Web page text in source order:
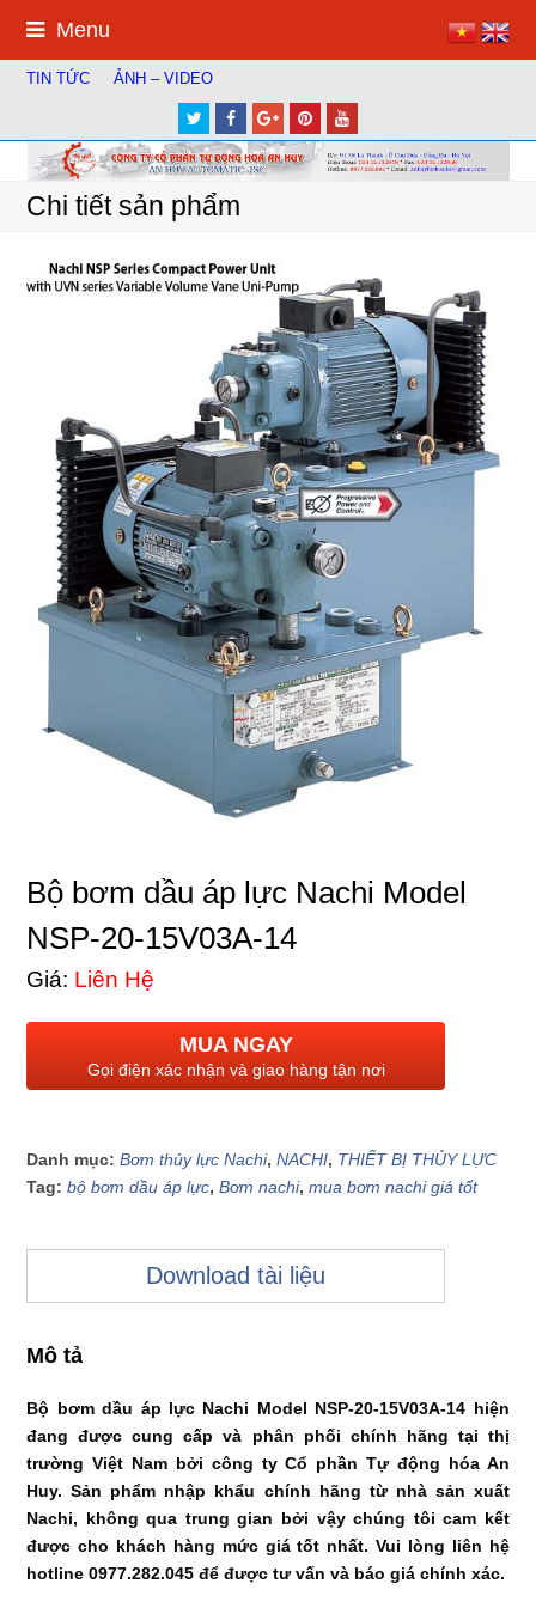
Menu
TIN TỨC ẢNH – VIDEO
TwitterFacebook
Google
Plus
Pinterest
Chi tiết sản phẩm
Bộ bơm dầu áp lực Nachi Model
NSP-20-15V03A-14
Giá: Liên Hệ
MUA NGAY
Gọi điện xác nhận và giao hàng tận nơi
Danh mục:Bơm thủy lực Nachi,NACHI, THIẾT BỊ THỦY LỰC
Tag:bộ bơm dầu áp lực,Bơm nachi,mua bơm nachi giá tốt
Download tài liệu
Mô tả
Bộ bơm dầu áp lực Nachi Model NSP-20-15V03A-14 hiện
đang được cung cấp và phân phối chính hãng tại thị
trường Việt Nam bởi công ty Cổ phần Tự động hóa An
Huy. Sản phẩm nhập khẩu chính hãng từ nhà sản xuất
Nachi, không qua trung gian bởi vậy chúng tôi cam kết
được cho khách hàng mức giá tốt nhất. Vui lòng liên hệ
hotline 0977.282.045 để được tư vấn và báo giá chính xác.